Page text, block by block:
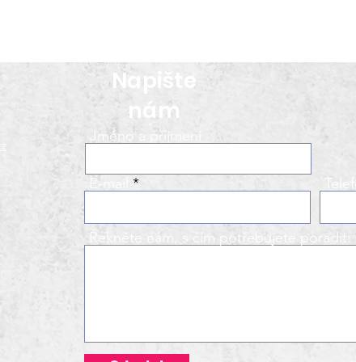
Napište
nám
Jméno a příjmení
E‑mail
Řekněte nám, s čím potřebujete poradit: